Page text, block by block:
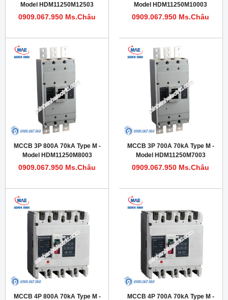
Model HDM11250M12503
0909.067.950 Ms.Châu
Model HDM11250M10003
0909.067.950 Ms.Châu
MCCB 3P 800A 70kA Type M -
Model HDM11250M8003
0909.067.950 Ms.Châu
MCCB 3P 700A 70kA Type M -
Model HDM11250M7003
0909.067.950 Ms.Châu
MCCB 4P 800A 70kA Type M -
MCCB 4P 700A 70kA Type M -